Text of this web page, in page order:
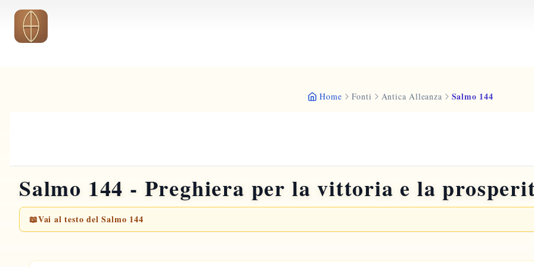
Vai al contenuto principale
Home Fonti Antica Alleanza Salmo 144
Salmo 144 - Preghiera per la vittoria e la
📖Vai al testo del Salmo 144